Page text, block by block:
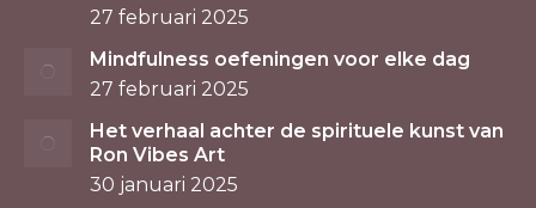
27 februari 2025
Mindfulness oefeningen voor elke dag
27 februari 2025
Het verhaal achter de spirituele kunst van
Ron Vibes Art
30 januari 2025